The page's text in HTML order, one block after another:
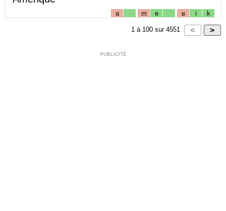
a m e ʁ i k
1 à 100 sur 4551
PUBLICITÉ